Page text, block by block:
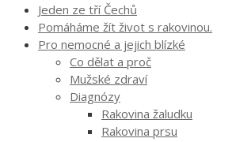
Jeden ze tří Čechů
Pomáháme žít život s rakovinou.
Pro nemocné a jejich blízké
Co dělat a proč
Mužské zdraví
Diagnózy
Rakovina žaludku
Rakovina prsu